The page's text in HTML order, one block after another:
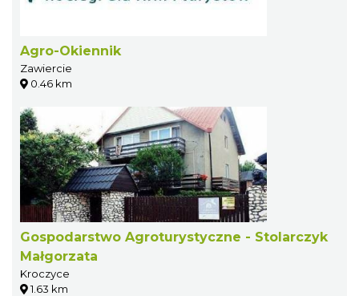
Agro-Okiennik
Zawiercie
0.46 km
Gospodarstwo Agroturystyczne - Stolarczyk
Małgorzata
Kroczyce
1.63 km